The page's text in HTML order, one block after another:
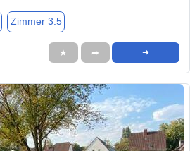
Zimmer 3.5
★ ➦ ➜